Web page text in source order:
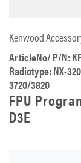
Kenwood
ArticleNo/ P/N:
Radiotype: NX-
3720/3820
FPU
D3E